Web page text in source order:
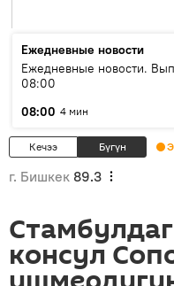
Ежедневные новости
Ежедневные новости.
08:00
08:00 4 мин
Кечээ Бүгүн
г. Бишкек 89.3
консул